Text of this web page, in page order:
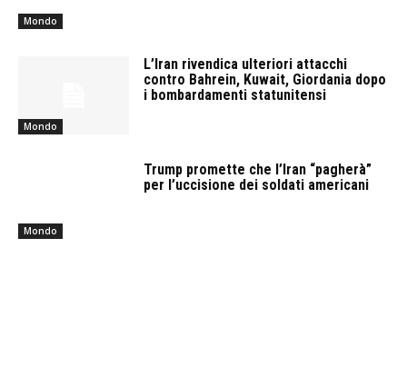
Mondo
Mondo
L’Iran rivendica ulteriori attacchi
contro Bahrein, Kuwait, Giordania dopo
i bombardamenti statunitensi
Mondo
Trump promette che l’Iran “pagherà”
per l’uccisione dei soldati americani